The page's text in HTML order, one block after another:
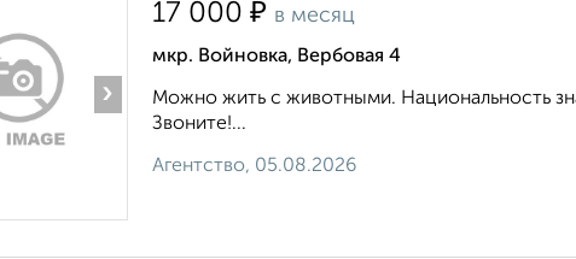
›
17 000 ₽ в месяц
мкр. Войновка, Вербовая 4
Можно жить с животными. Национальность
Звоните!...
Агентство, 05.08.2026